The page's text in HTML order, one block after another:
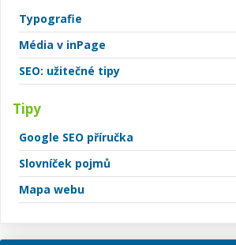
Typografie
Média v inPage
SEO: užitečné tipy
Tipy
Google SEO příručka
Slovníček pojmů
Mapa webu